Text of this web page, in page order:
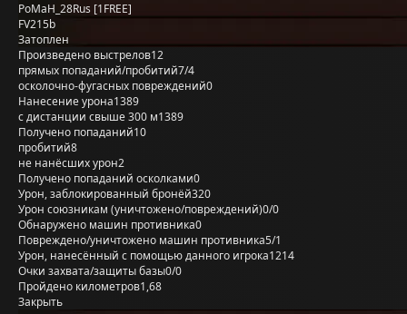
PoMaH_28Rus [1FREE]
FV215b
Затоплен
Произведено выстрелов12
прямых попаданий/пробитий7/4
осколочно-фугасных повреждений0
Нанесение урона1389
с дистанции свыше 300 м1389
Получено попаданий10
пробитий8
не нанёсших урон2
Получено попаданий осколками0
Урон, заблокированный бронёй320
Урон союзникам (уничтожено/повреждений)0/0
Обнаружено машин противника0
Повреждено/уничтожено машин противника5/1
Урон, нанесённый с помощью данного игрока1214
Очки захвата/защиты базы0/0
Пройдено километров1,68
Закрыть